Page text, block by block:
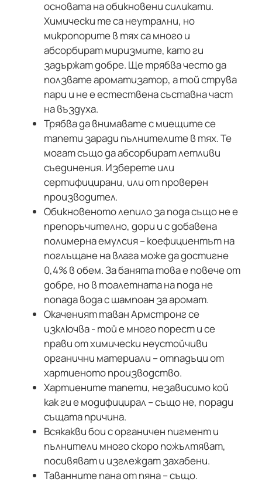
основата на обикновени силикати.
Химически те са неутрални, но
микропорите в тях са много и
абсорбират миризмите, като ги
задържат добре. Ще трябва често да
ползвате ароматизатор, а той струва
пари и не е естествена съставна част
на въздуха.
Трябва да внимавате с миещите се
тапети заради пълнителите в тях. Те
могат също да абсорбират летливи
съединения. Изберете или
сертифицирани, или от проверен
производител.
Обикновеното лепило за пода също не е
препоръчително, дори и с добавена
полимерна емулсия – коефициентът на
поглъщане на влага може да достигне
0,4% в обем. За банята това е повече от
добре, но в тоалетната на пода не
попада вода с шампоан за аромат.
Окаченият таван Армстронг се
изключва - той е много порест и се
прави от химически неустойчиви
органични материали – отпадъци от
хартиеното производство.
Хартиените тапети, независимо кой
как ги е модифицирал – също не, поради
същата причина.
Всякакви бои с органичен пигмент и
пълнители много скоро пожълтяват,
посивяват и изглеждат захабени.
Таванните пана от пяна – също.